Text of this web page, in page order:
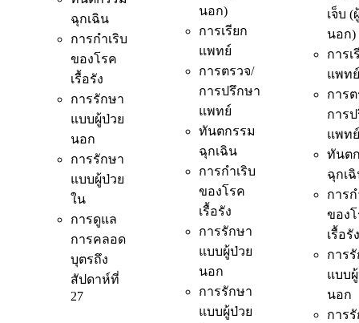
ฉุกเฉิน
การกำเริบ
ของโรค
เรื้อรัง
การรักษา
แบบผู้ป่วย
นอก
การรักษา
แบบผู้ป่วย
ใน
การดูแล
การคลอด
บุตรถึง
สัปดาห์ที่
27
นอก)
การเรียก
แพทย์
การตรวจ/
การปรึกษา
แพทย์
ทันตกรรม
ฉุกเฉิน
การกำเริบ
ของโรค
เรื้อรัง
การรักษา
แบบผู้ป่วย
นอก
การรักษา
แบบผู้ป่วย
เจ็บ (
นอก)
การเ
แพทย์
การ
การ
แพทย์
ทันต
ฉุกเ
การก
ของ
เรื้อรัง
การ
แบบ
นอก
การ